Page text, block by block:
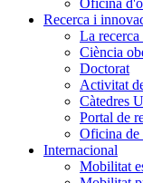
Recerca i
La
Ciència
Doctorat
Activitat
Càtedres
Portal de
Oficina de
Internacional
Mobilitat